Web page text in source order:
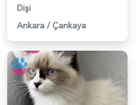
Dişi
Ankara / Çankaya